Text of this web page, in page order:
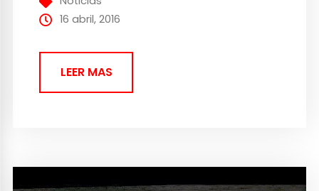
Polybius. Según cuentan las leyendas,
16 abril, 2016
LEER MAS